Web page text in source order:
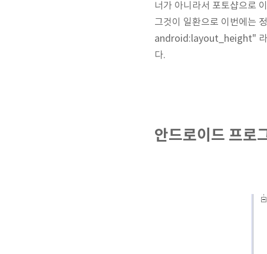
너가 아니라서 포토샵으로
그것이 일환으로 이번에는
android:layout_height" 라
다.
안드로이드 프로